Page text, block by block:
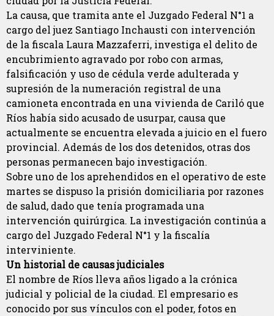
La causa, que tramita ante el Juzgado Federal N°1 a
cargo del juez Santiago Inchausti con intervención
de la fiscala Laura Mazzaferri, investiga el delito de
encubrimiento agravado por robo con armas,
falsificación y uso de cédula verde adulterada y
supresión de la numeración registral de una
camioneta encontrada en una vivienda de Cariló que
Ríos había sido acusado de usurpar, causa que
actualmente se encuentra elevada a juicio en el fuero
provincial. Además de los dos detenidos, otras dos
personas permanecen bajo investigación.
Sobre uno de los aprehendidos en el operativo de este
martes se dispuso la prisión domiciliaria por razones
de salud, dado que tenía programada una
intervención quirúrgica. La investigación continúa a
cargo del Juzgado Federal N°1 y la fiscalía
interviniente.
Un historial de causas judiciales
El nombre de Ríos lleva años ligado a la crónica
judicial y policial de la ciudad. El empresario es
conocido por sus vínculos con el poder, fotos en